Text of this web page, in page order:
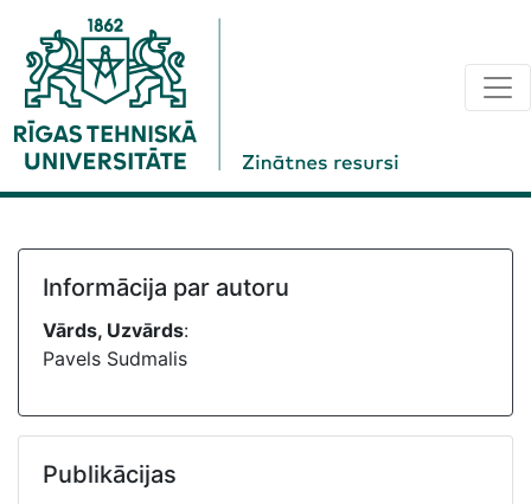
Informācija par autoru
Vārds, Uzvārds:
Pavels Sudmalis
Publikācijas